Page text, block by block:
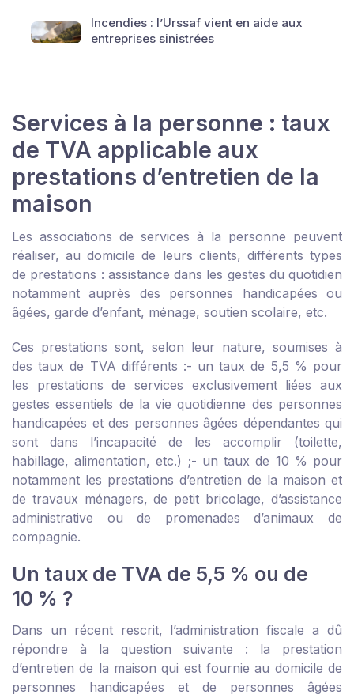
Incendies : l’Urssaf vient en aide aux
entreprises sinistrées
Services à la personne : taux
de TVA applicable aux
prestations d’entretien de la
maison
Les associations de services à la personne peuvent
réaliser, au domicile de leurs clients, différents types
de prestations : assistance dans les gestes du quotidien
notamment auprès des personnes handicapées ou
âgées, garde d’enfant, ménage, soutien scolaire, etc.
Ces prestations sont, selon leur nature, soumises à
des taux de TVA différents :- un taux de 5,5 % pour
les prestations de services exclusivement liées aux
gestes essentiels de la vie quotidienne des personnes
handicapées et des personnes âgées dépendantes qui
sont dans l’incapacité de les accomplir (toilette,
habillage, alimentation, etc.) ;- un taux de 10 % pour
notamment les prestations d’entretien de la maison et
de travaux ménagers, de petit bricolage, d’assistance
administrative ou de promenades d’animaux de
compagnie.
Un taux de TVA de 5,5 % ou de
10 % ?
Dans un récent rescrit, l’administration fiscale a dû
répondre à la question suivante : la prestation
d’entretien de la maison qui est fournie au domicile de
personnes handicapées et de personnes âgées